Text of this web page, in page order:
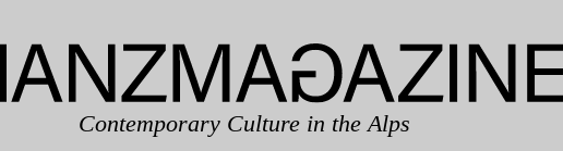
Contemporary Culture in the Alps